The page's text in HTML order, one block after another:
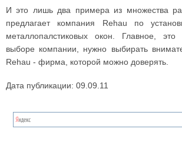
И это лишь два примера из множества
предлагает компания Rehau по
металлопалстиковых окон. Главное,
выборе компании, нужно выбирать
Rehau - фирма, которой можно доверять.
Дата публикации: 09.09.11